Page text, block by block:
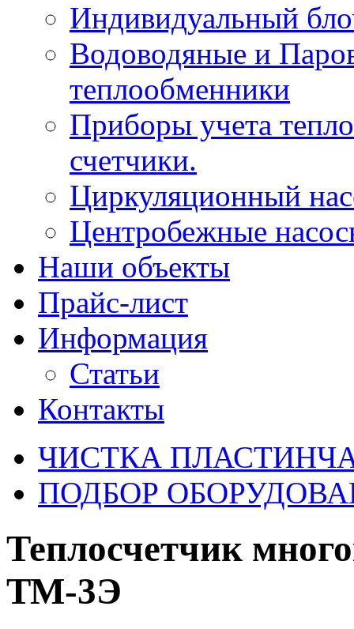
Индивидуальный
Водоводяные и
теплообменники
Приборы учета
счетчики.
Циркуляционный
Центробежные
Наши объекты
Прайс-лист
Информация
Статьи
Контакты
ЧИСТКА
ПОДБОР
Теплосчетчик
ТМ-3Э